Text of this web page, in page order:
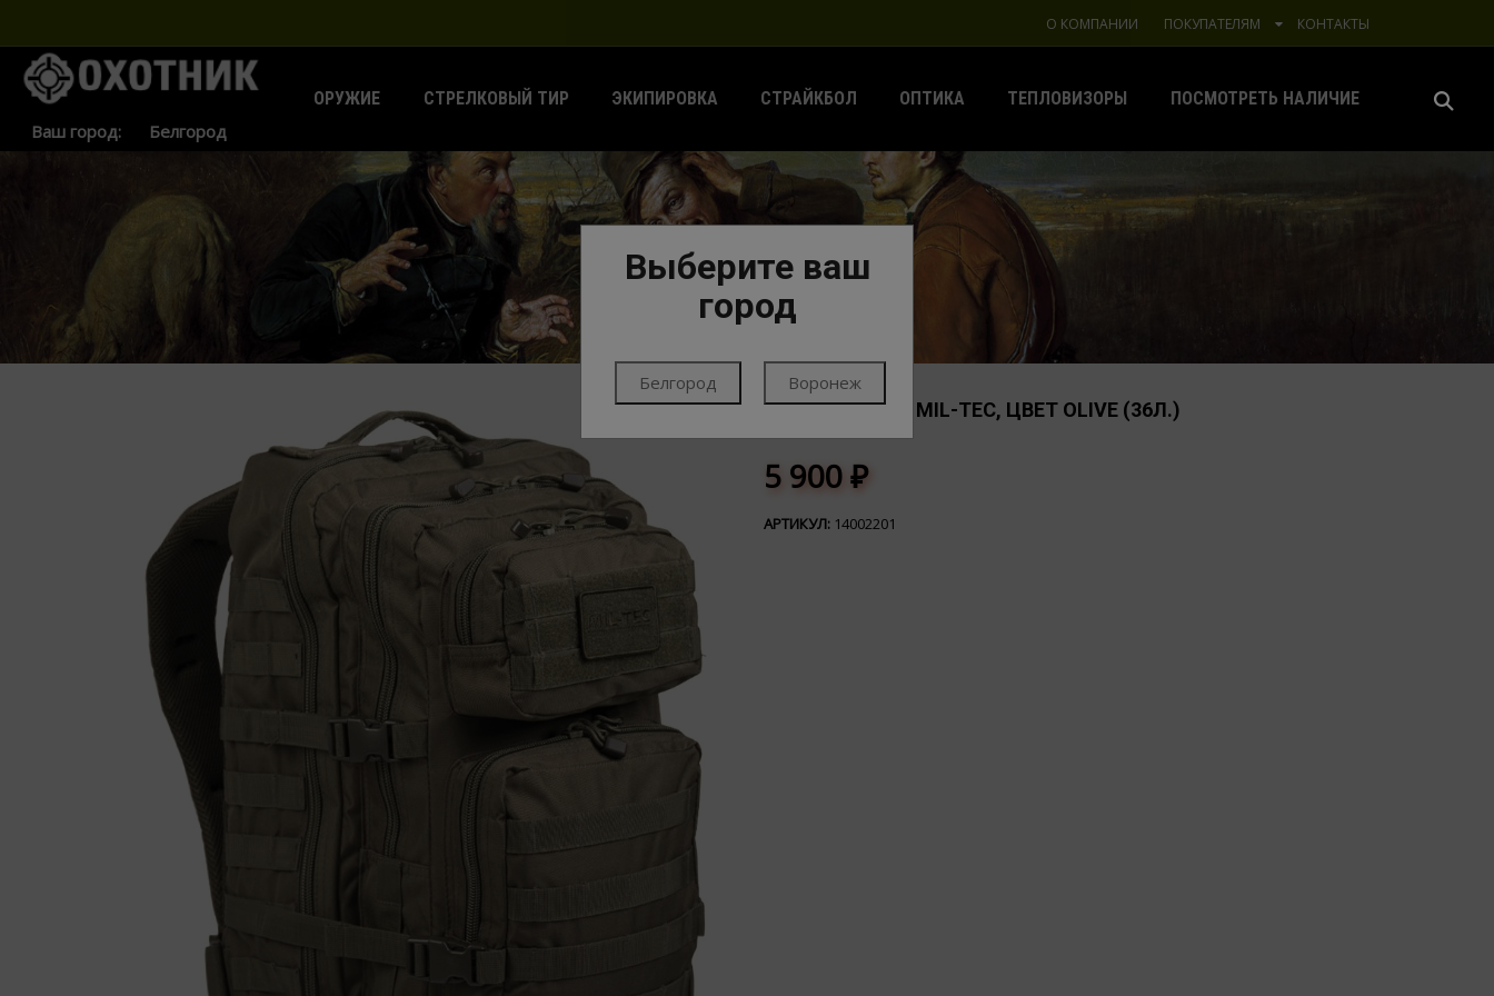
О КОМПАНИИ ПОКУПАТЕЛЯМ КОНТАКТЫ
Ваш город:
ОРУЖИЕ СТРЕЛКОВЫЙ ТИР ЭКИПИРОВКА СТРАЙКБОЛ ОПТИКА ТЕПЛОВИЗОРЫ ПОСМОТРЕТЬ НАЛИЧИЕ
Выберите ваш
город
Белгород Воронеж
ГЛАВНАЯ ЭКИПИРОВКА
РЮКЗАК LARGE MIL-TEC, ЦВЕТ OLIVE (36Л.)
5 900₽
АРТИКУЛ: 14002201